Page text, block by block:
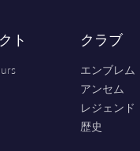
ト クラブ
エンブレム
アンセム
レジェンド
歴史